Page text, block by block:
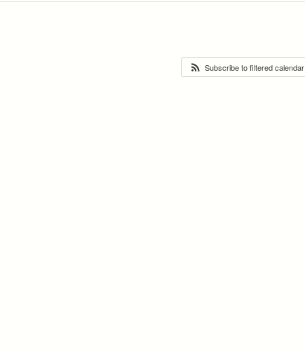
Subscribe to filtered calendar